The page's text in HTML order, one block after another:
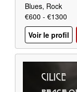
Blues, Rock
€600 - €1300
Voir le profil